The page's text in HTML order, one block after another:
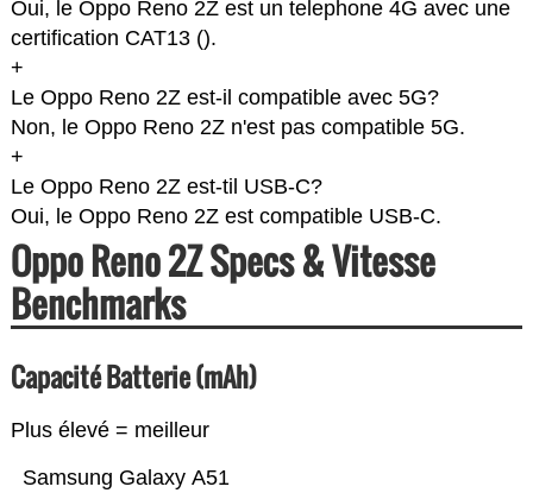
Oui, le Oppo Reno 2Z est un telephone 4G avec une
certification CAT13 ().
+
Le Oppo Reno 2Z est-il compatible avec 5G?
Non, le Oppo Reno 2Z n'est pas compatible 5G.
+
Le Oppo Reno 2Z est-til USB-C?
Oui, le Oppo Reno 2Z est compatible USB-C.
Oppo Reno 2Z Specs & Vitesse
Benchmarks
Capacité Batterie (mAh)
Plus élevé = meilleur
Samsung Galaxy A51